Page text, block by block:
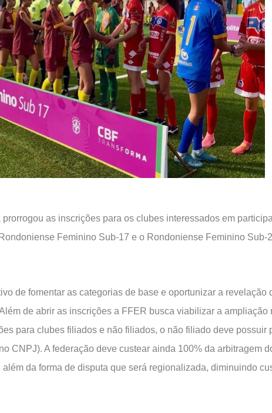
as inscrições para os clubes interessados em
Feminino Sub-17 e o Rondoniense Feminino Sub-
de fomentar as categorias de base e oportunizar a revelação
de abrir as inscrições a FFER busca viabilizar a ampliação
para clubes filiados e não filiados, o não filiado deve possuir
CNPJ). A federação deve custear ainda 100% da arbitragem
da forma de disputa que será regionalizada, diminuindo